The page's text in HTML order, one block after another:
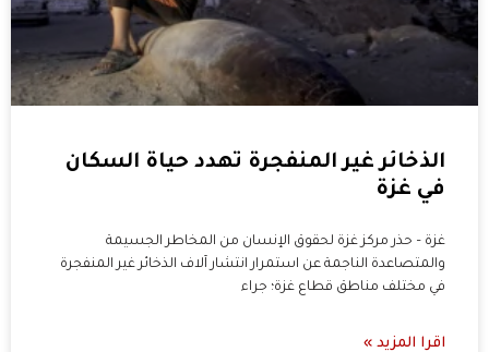
الذخائر غير المنفجرة تهدد حياة السكان
في غزة
غزة – حذر مركز غزة لحقوق الإنسان من المخاطر الجسيمة
والمتصاعدة الناجمة عن استمرار انتشار آلاف الذخائر غير المنفجرة
في مختلف مناطق قطاع غزة؛ جراء
اقرا المزيد »